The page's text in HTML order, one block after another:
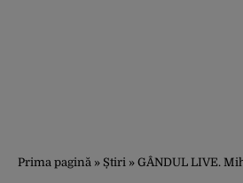
Prima pagină » Știri » GÂNDUL LIVE.